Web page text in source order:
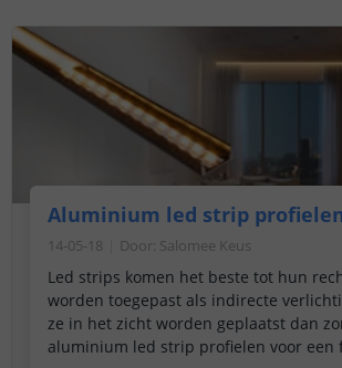
Aluminium led strip
14-05-18 Door: Salomee Keus
Led strips komen het beste tot hun
worden toegepast als indirecte
ze in het zicht worden geplaatst dan
aluminium led strip profielen voor een